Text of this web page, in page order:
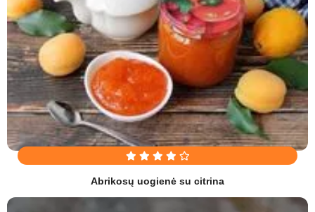
Abrikosų uogienė su citrina